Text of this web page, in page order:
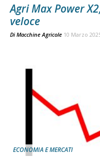
Agri Max Power
veloce
Di Macchine Agricole 10 Marzo
ECONOMIA E MERCATI